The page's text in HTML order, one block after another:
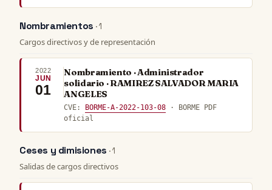
Nombramientos · 1
Cargos directivos y de representación
2022
JUN
01
Nombramiento · Administrador
solidario · RAMIREZ SALVADOR MARIA
ANGELES
CVE: BORME-A-2022-103-08 · BORME PDF
oficial
Ceses y dimisiones · 1
Salidas de cargos directivos